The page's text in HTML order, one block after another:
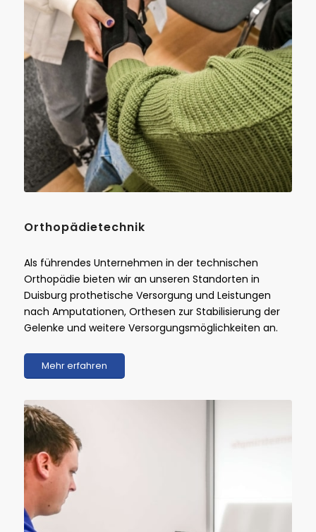
Orthopädietechnik
Als führendes Unternehmen in der technischen
Orthopädie bieten wir an unseren Standorten in
Duisburg prothetische Versorgung und Leistungen
nach Amputationen, Orthesen zur Stabilisierung der
Gelenke und weitere Versorgungsmöglichkeiten an.
Mehr erfahren